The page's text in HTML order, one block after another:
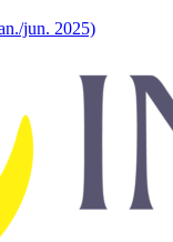
jun. 2025)